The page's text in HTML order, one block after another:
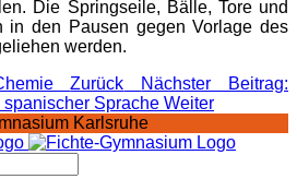
Die Springseile, Bälle, Tore und
in den Pausen gegen Vorlage des
werden.
Zurück
Nächster Beitrag:
Sprache Weiter
Karlsruhe